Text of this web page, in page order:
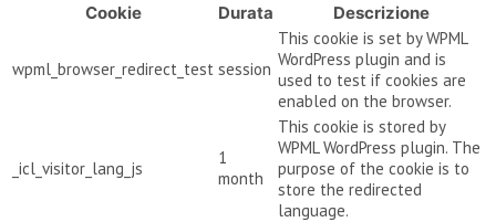
Cookie
Durata Descrizione
wpml_browser_redirect_test session
This cookie is set by WPML
WordPress plugin and is
used to test if cookies are
enabled on the browser.
_icl_visitor_lang_js
1
month
This cookie is stored by
WPML WordPress plugin. The
purpose of the cookie is to
store the redirected
language.